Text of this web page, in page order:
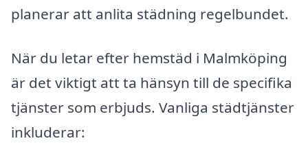
planerar att anlita städning regelbundet.
När du letar efter hemstäd i Malmköping
är det viktigt att ta hänsyn till de specifika
tjänster som erbjuds. Vanliga städtjänster
inkluderar: